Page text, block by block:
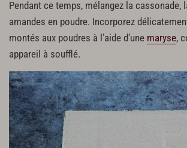
Pendant ce temps, mélangez la cassonade,
amandes en poudre. Incorporez
montés aux poudres à l’aide d’une maryse,
appareil à soufflé.